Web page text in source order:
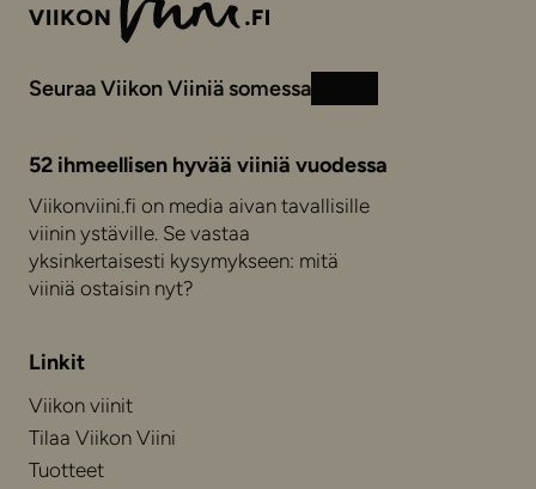
Seuraa Viikon Viiniä somessa
52 ihmeellisen hyvää viiniä vuodessa
Viikonviini.fi on media aivan tavallisille
viinin ystäville. Se vastaa
yksinkertaisesti kysymykseen: mitä
viiniä ostaisin nyt?
Linkit
Viikon viinit
Tilaa Viikon Viini
Tuotteet